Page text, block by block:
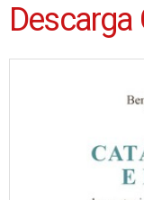
Descarga